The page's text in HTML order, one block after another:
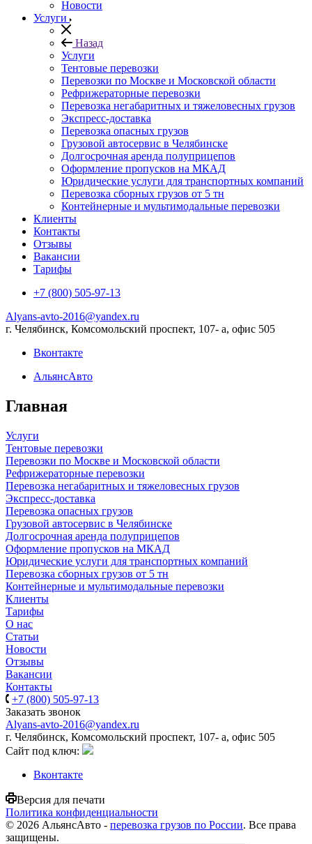
Новости
Услуги
Назад
Услуги
Тентовые перевозки
Перевозки по Москве и Московской области
Рефрижераторные перевозки
Перевозка негабаритных и тяжеловесных грузов
Экспресс-доставка
Перевозка опасных грузов
Грузовой автосервис в Челябинске
Долгосрочная аренда полуприцепов
Оформление пропусков на МКАД
Юридические услуги для транспортных компаний
Перевозка сборных грузов от 5 тн
Контейнерные и мультимодальные перевозки
Клиенты
Контакты
Отзывы
Вакансии
Тарифы
+7 (800) 505-97-13
Alyans-avto-2016@yandex.ru
г. Челябинск, Комсомольский проспект, 107- а, офис 505
Вконтакте
АльянсАвто
Главная
Услуги
Тентовые перевозки
Перевозки по Москве и Московской области
Рефрижераторные перевозки
Перевозка негабаритных и тяжеловесных грузов
Экспресс-доставка
Перевозка опасных грузов
Грузовой автосервис в Челябинске
Долгосрочная аренда полуприцепов
Оформление пропусков на МКАД
Юридические услуги для транспортных компаний
Перевозка сборных грузов от 5 тн
Контейнерные и мультимодальные перевозки
Клиенты
Тарифы
О нас
Статьи
Новости
Отзывы
Вакансии
Контакты
+7 (800) 505-97-13
Заказать звонок
Alyans-avto-2016@yandex.ru
г. Челябинск, Комсомольский проспект, 107- а, офис 505
Сайт под ключ:
Вконтакте
Версия для печати
Политика конфиденциальности
© 2026 АльянсАвто - перевозка грузов по России. Все права
защищены.